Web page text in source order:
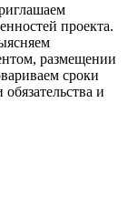
проекта.
размещении
сроки
и